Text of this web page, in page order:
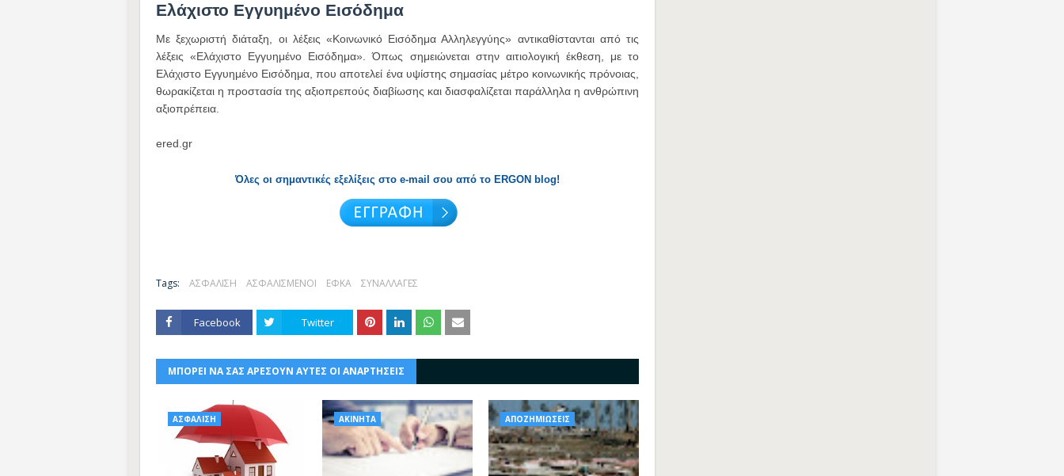
Ελάχιστο Εγγυημένο Εισόδημα
Με ξεχωριστή διάταξη, οι λέξεις «Κοινωνικό Εισόδημα Αλληλεγγύης» αντικαθίστανται από τις
λέξεις «Ελάχιστο Εγγυημένο Εισόδημα». Όπως σημειώνεται στην αιτιολογική έκθεση, με το
Ελάχιστο Εγγυημένο Εισόδημα, που αποτελεί ένα υψίστης σημασίας μέτρο κοινωνικής πρόνοιας,
θωρακίζεται η προστασία της αξιοπρεπούς διαβίωσης και διασφαλίζεται παράλληλα η ανθρώπινη
αξιοπρέπεια.
ered.gr
Όλες οι σημαντικές εξελίξεις στο e-mail σου από το ERGON blog!
Tags: ΑΣΦΑΛΙΣΗ ΑΣΦΑΛΙΣΜΕΝΟΙ ΕΦΚΑ ΣΥΝΑΛΛΑΓΕΣ
Facebook Twitter
ΜΠΟΡΕΙ ΝΑ ΣΑΣ ΑΡΕΣΟΥΝ ΑΥΤΕΣ ΟΙ ΑΝΑΡΤΗΣΕΙΣ
ΑΣΦΑΛΙΣΗ ΑΚΙΝΗΤΑ ΑΠΟΖΗΜΙΩΣΕΙΣ